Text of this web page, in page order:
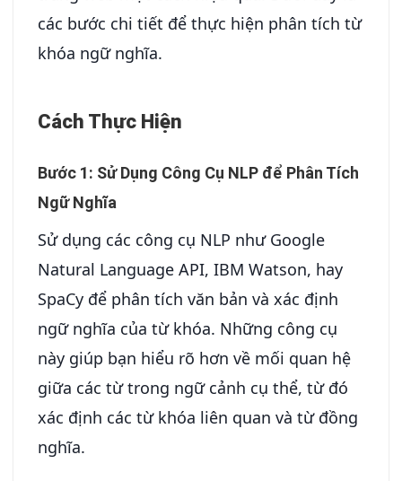
các bước chi tiết để thực hiện phân tích từ
khóa ngữ nghĩa.
Cách Thực Hiện
Bước 1: Sử Dụng Công Cụ NLP để Phân Tích
Ngữ Nghĩa
Sử dụng các công cụ NLP như Google
Natural Language API, IBM Watson, hay
SpaCy để phân tích văn bản và xác định
ngữ nghĩa của từ khóa. Những công cụ
này giúp bạn hiểu rõ hơn về mối quan hệ
giữa các từ trong ngữ cảnh cụ thể, từ đó
xác định các từ khóa liên quan và từ đồng
nghĩa.